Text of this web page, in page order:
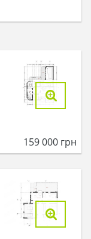
159 000 грн